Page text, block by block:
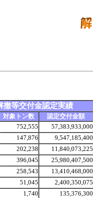
撤等交付金認定実績
対象トン数 認定交付金額
752,555 57,383,933,000
147,876 9,547,185,400
202,238 11,840,073,225
396,045 25,980,407,500
258,543 13,410,468,000
51,045 2,400,350,075
1,740 135,376,300